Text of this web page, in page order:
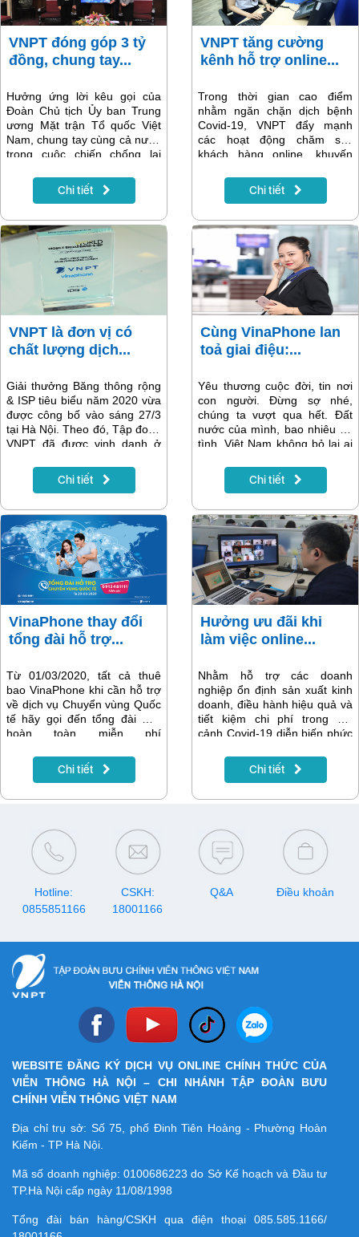
VNPT đóng góp 3 tỷ
đồng, chung tay...
Hưởng ứng lời kêu gọi của
Đoàn Chủ tịch Ủy ban Trung
ương Mặt trận Tổ quốc Việt
Nam, chung tay cùng cả nước
trong cuộc chiến chống lại
Tập đoàn Bưu chính Viễn
thông Việt Nam (VNPT) đã
tác phòng, chống dịch Covid-
19 thông qua Ủy ban Trung
ương Mặt trận Tổ quốc Việt
Chi tiết
VNPT tăng cường
kênh hỗ trợ online...
Trong thời gian cao điểm
nhằm ngăn chặn dịch bệnh
Covid-19, VNPT đẩy mạnh
các hoạt động chăm sóc
khách hàng online, khuyến
các ứng dụng thanh toán, hạn
chế tối đa tiếp xúc góp phần
Chi tiết
VNPT là đơn vị có
chất lượng dịch...
Giải thưởng Băng thông rộng
& ISP tiêu biểu năm 2020 vừa
được công bố vào sáng 27/3
tại Hà Nội. Theo đó, Tập đoàn
VNPT đã được vinh danh ở
băng thông rộng cố định tốt
nhất Việt Nam.
Chi tiết
Cùng VinaPhone lan
toả giai điệu:...
Yêu thương cuộc đời, tin nơi
con người. Đừng sợ nhé,
chúng ta vượt qua hết. Đất
nước của mình, bao nhiêu ân
tình. Việt Nam không bỏ lại ai
Nam ơi, Cùng đoàn kết đánh
bay Corona.
Chi tiết
VinaPhone thay đổi
tổng đài hỗ trợ...
Từ 01/03/2020, tất cả thuê
bao VinaPhone khi cần hỗ trợ
về dịch vụ Chuyển vùng Quốc
tế hãy gọi đến tổng đài mới
hoàn toàn miễn phí
vụ tất cả các cuộc gọi của
khách hàng khi ở trong nước
Chi tiết
Hưởng ưu đãi khi
làm việc online...
Nhằm hỗ trợ các doanh
nghiệp ổn định sản xuất kinh
doanh, điều hành hiệu quả và
tiết kiệm chi phí trong bối
cảnh Covid-19 diễn biến phức
Bưu chính Viễn thông Việt
Nam (VNPT) chính thức triển
doanh nghiệp.
Chi tiết
Hotline:
0855851166
CSKH:
18001166
Q&A Điều khoản
WEBSITE ĐĂNG KÝ DỊCH VỤ ONLINE CHÍNH THỨC CỦA
VIỄN THÔNG HÀ NỘI – CHI NHÁNH TẬP ĐOÀN BƯU
CHÍNH VIỄN THÔNG VIỆT NAM
Địa chỉ trụ sở: Số 75, phố Đinh Tiên Hoàng - Phường Hoàn
Kiếm - TP Hà Nội.
Mã số doanh nghiệp:0100686223 do Sở Kế hoạch và Đầu tư
TP.Hà Nội cấp ngày 11/08/1998
Tổng đài bán hàng/CSKH qua điện thoại 085.585.1166/